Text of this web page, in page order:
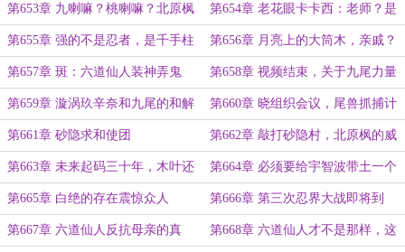
差距
第653章 九喇嘛？桃喇嘛？北原枫
真是促狭的很！
第654章 老花眼卡卡西：老师？是
你吗？
第655章 强的不是忍者，是千手柱
间和宇智波斑
第656章 月亮上的大筒木，亲戚？
会一会！
第657章 斑：六道仙人装神弄鬼 第658章 视频结束，关于九尾力量
开发的全新决议
第659章 漩涡玖辛奈和九尾的和解 第660章 晓组织会议，尾兽抓捕计
划开始
第661章 砂隐求和使团 第662章 敲打砂隐村，北原枫的威
慑
第663章 未来起码三十年，木叶还
会压着砂隐打！
第664章 必须要给宇智波带土一个
教训
第665章 白绝的存在震惊众人 第666章 第三次忍界大战即将到
来，席卷全大陆
第667章 六道仙人反抗母亲的真 第668章 六道仙人才不是那样，这